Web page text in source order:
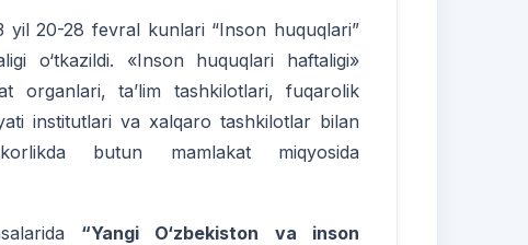
yil 20-28 fevral kunlari “Inson huquqlari”
o‘tkazildi. «Inson huquqlari haftaligi»
organlari, ta’lim tashkilotlari, fuqarolik
institutlari va xalqaro tashkilotlar bilan
butun mamlakat miqyosida
“Yangi O‘zbekiston va inson